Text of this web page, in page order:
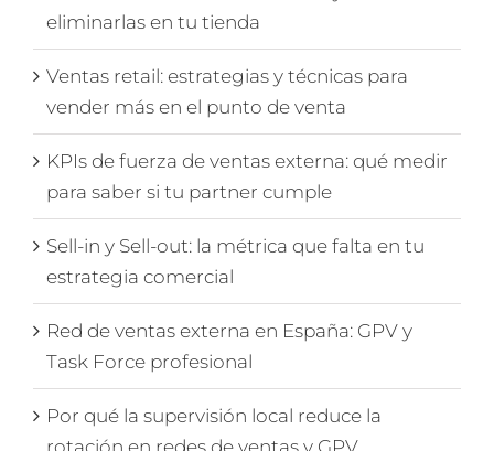
eliminarlas en tu tienda
Ventas retail: estrategias y técnicas para
vender más en el punto de venta
KPIs de fuerza de ventas externa: qué medir
para saber si tu partner cumple
Sell-in y Sell-out: la métrica que falta en tu
estrategia comercial
Red de ventas externa en España: GPV y
Task Force profesional
Por qué la supervisión local reduce la